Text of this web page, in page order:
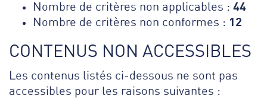
Nombre de critères non applicables : 44
Nombre de critères non conformes : 12
CONTENUS NON ACCESSIBLES
Les contenus listés ci-dessous ne sont pas
accessibles pour les raisons suivantes :